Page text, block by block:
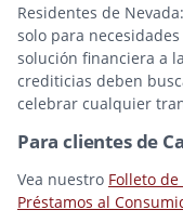
Residentes de
solo para
solución financiera a
crediticias deben
celebrar cualquier
Para clientes de
Vea nuestro Folleto
Préstamos al